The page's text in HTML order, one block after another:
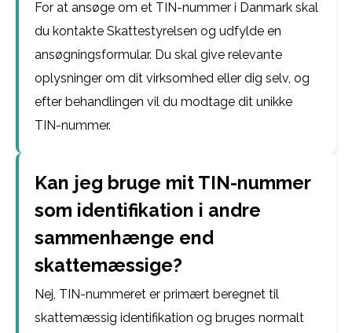
For at ansøge om et TIN-nummer i Danmark skal
du kontakte Skattestyrelsen og udfylde en
ansøgningsformular. Du skal give relevante
oplysninger om dit virksomhed eller dig selv, og
efter behandlingen vil du modtage dit unikke
TIN-nummer.
Kan jeg bruge mit TIN-nummer
som identifikation i andre
sammenhænge end
skattemæssige?
Nej, TIN-nummeret er primært beregnet til
skattemæssig identifikation og bruges normalt